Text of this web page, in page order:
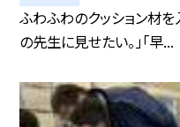
ふわふわのクッション材を
の先生に見せたい。」「早...